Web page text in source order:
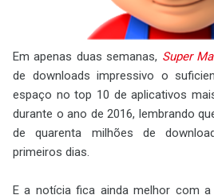
Em apenas duas semanas, Super
de downloads impressivo o
espaço no top 10 de aplicativos
durante o ano de 2016, lembrando
de quarenta milhões de
primeiros dias.
E a notícia fica ainda melhor com a